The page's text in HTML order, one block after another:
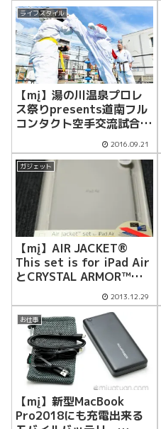
ライフスタイル
【mį】湯の川温泉プロレ
ス祭りpresents道南フル
コンタクト空手交流試合
2016.09.21
ガジェット
【mį】AIR JACKET®
This set is for iPad Air
とCRYSTAL ARMOR™
for iPad Air with Fusso
でiPad Airを守る
2013.12.29
お仕事
【mį】新型MacBook
Pro2018にも充電出来る